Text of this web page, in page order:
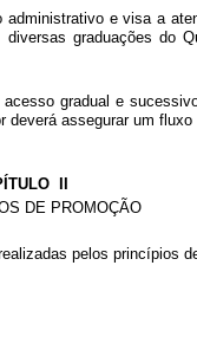
e visa a
graduações do
gradual e
deverá assegurar um
II
DE PROMOÇÃO
pelos princípios